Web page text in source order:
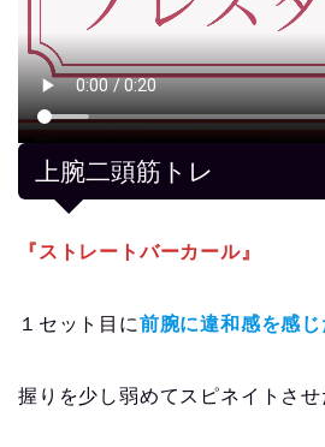
上腕二頭筋トレ
『ストレートバーカール』
１セット目に前腕に違和感を感じ
握りを少し弱めてスピネイトさせ